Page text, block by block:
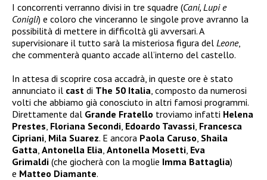
I concorrenti verranno divisi in tre squadre (Cani, Lupi e
Conigli) e coloro che vinceranno le singole prove avranno la
possibilità di mettere in difficoltà gli avversari. A
supervisionare il tutto sarà la misteriosa figura del Leone,
che commenterà quanto accade all’interno del castello.
In attesa di scoprire cosa accadrà, in queste ore è stato
annunciato il cast di The 50 Italia , composto da numerosi
volti che abbiamo già conosciuto in altri famosi programmi.
Direttamente dal Grande Fratello troviamo infatti Helena
Prestes Floriana Secondi Edoardo Tavassi Francesca
Cipriani Mila Suarez. E ancora Paola Caruso Shaila
Gatta Antonella Elia Antonella Mosetti Eva
Grimaldi (che giocherà con la moglie Imma Battaglia)
e Matteo Diamante.